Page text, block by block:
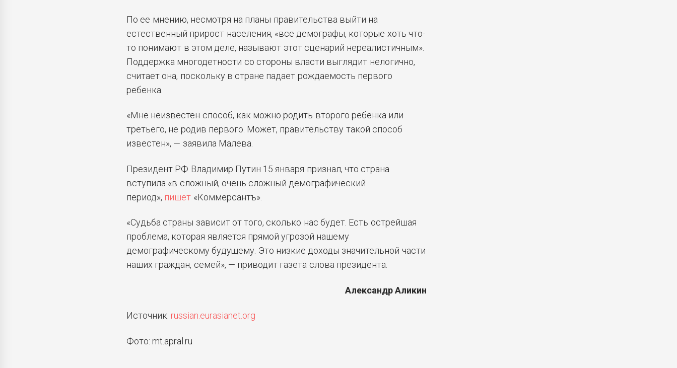
По ее мнению, несмотря на планы правительства выйти на
естественный прирост населения, «все демографы, которые хоть что-
то понимают в этом деле, называют этот сценарий нереалистичным».
Поддержка многодетности со стороны власти выглядит нелогично,
считает она, поскольку в стране падает рождаемость первого
ребенка.
«Мне неизвестен способ, как можно родить второго ребенка или
третьего, не родив первого. Может, правительству такой способ
известен», — заявила Малева.
Президент РФ Владимир Путин 15 января признал, что страна
вступила «в сложный, очень сложный демографический
период», пишет «Коммерсантъ».
«Судьба страны зависит от того, сколько нас будет. Есть острейшая
проблема, которая является прямой угрозой нашему
демографическому будущему. Это низкие доходы значительной части
наших граждан, семей», — приводит газета слова президента.
Александр Аликин
Источник: russian.eurasianet.org
Фото: mt.apral.ru